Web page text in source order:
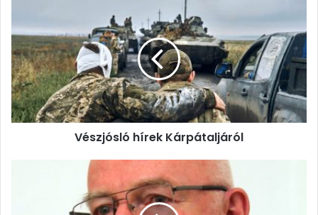
Kárpátaljáról
Vészjósló hírek Kárpátaljáról